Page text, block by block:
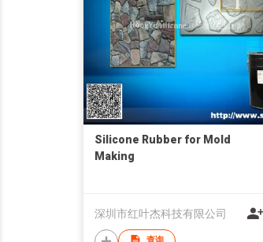
Silicone Rubber for Mold
Making
深圳市红叶杰科技有限公司